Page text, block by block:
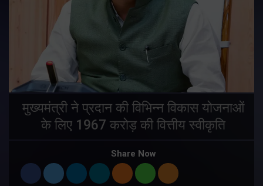
मुख्यमंत्री ने प्रदान की विभिन्न विकास योजनाओं
के लिए 1967 करोड़ की वित्तीय स्वीकृति
Share Now